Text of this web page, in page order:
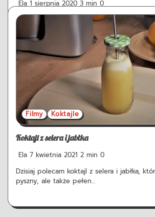
Ela 1 sierpnia 2020 3 min 0
Dzisiaj polecam tartę z musem jabłkowym
Filmy Koktajle
Koktajl z selera i jabłka
Ela 7 kwietnia 2021 2 min 0
Dzisiaj polecam koktajl z selera i jabłka,
pyszny, ale także pełen…